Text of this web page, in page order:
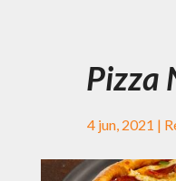
Pizza
4 jun, 2021 |